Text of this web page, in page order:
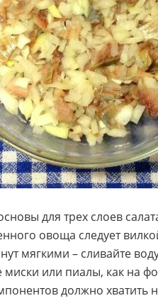
для трех слоев
овоща следует
мягкими – сливайте
или пиалы, как на
должно хватить